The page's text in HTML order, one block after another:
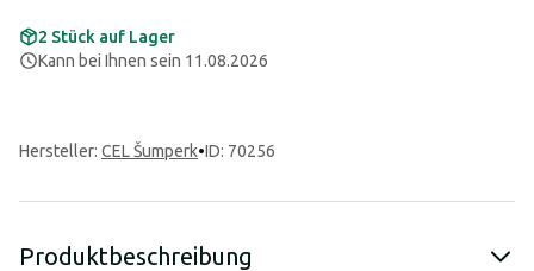
2 Stück auf Lager
Kann bei Ihnen sein 11.08.2026
Hersteller: CEL Šumperk•ID: 70256
Produktbeschreibung